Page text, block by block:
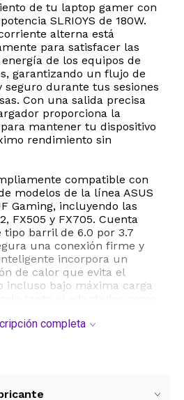
de tu laptop gamer con
SLRIOYS de 180W.
alterna está
para satisfacer las
de los equipos de
garantizando un flujo de
seguro durante tus sesiones
Con una salida precisa
proporciona la
mantener tu dispositivo
rendimiento sin
compatible con
modelos de la línea ASUS
Gaming, incluyendo las
FX505 y FX705. Cuenta
barril de 6.0 por 3.7
una conexión firme y
incorpora un
de calor que evita el
incluso bajo máxima carga
protección avanzada
completa